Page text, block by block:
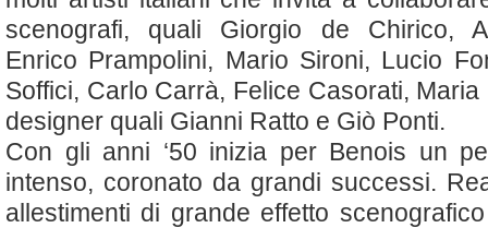
scenografi, quali Giorgio de Chirico,
Enrico Prampolini, Mario Sironi, Lucio
Soffici, Carlo Carrà, Felice Casorati,
designer quali Gianni Ratto e Giò Ponti.
Con gli anni ‘50 inizia per Benois un
intenso, coronato da grandi successi.
allestimenti di grande effetto